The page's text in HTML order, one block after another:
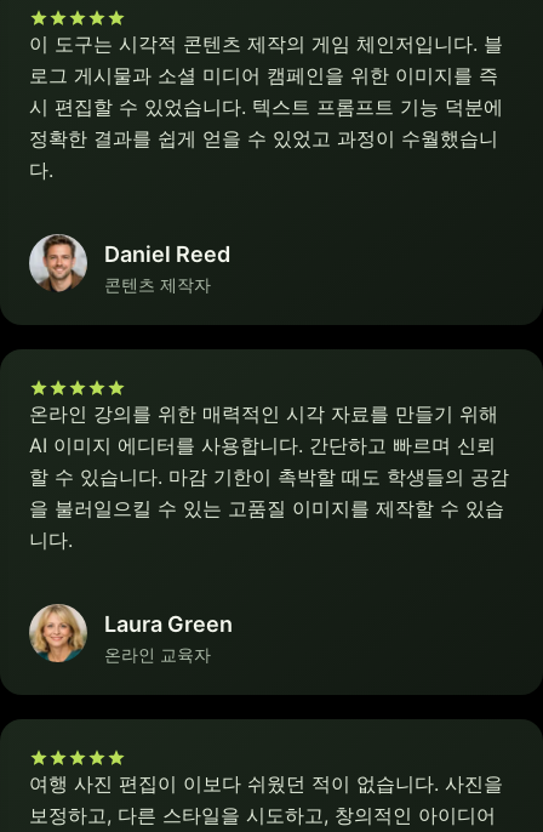
이 도구는 시각적 콘텐츠 제작의 게임 체인저입니다. 블
로그 게시물과 소셜 미디어 캠페인을 위한 이미지를 즉
시 편집할 수 있었습니다. 텍스트 프롬프트 기능 덕분에
정확한 결과를 쉽게 얻을 수 있었고 과정이 수월했습니
다.
Daniel Reed
콘텐츠 제작자
온라인 강의를 위한 매력적인 시각 자료를 만들기 위해
AI 이미지 에디터를 사용합니다. 간단하고 빠르며 신뢰
할 수 있습니다. 마감 기한이 촉박할 때도 학생들의 공감
을 불러일으킬 수 있는 고품질 이미지를 제작할 수 있습
니다.
Laura Green
온라인 교육자
여행 사진 편집이 이보다 쉬웠던 적이 없습니다. 사진을
보정하고, 다른 스타일을 시도하고, 창의적인 아이디어